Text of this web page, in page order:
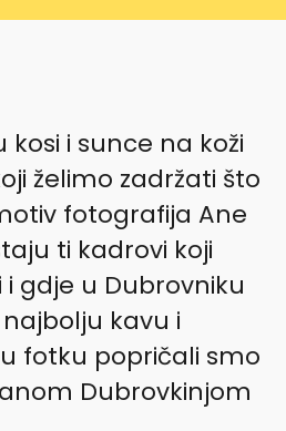
kosi i sunce na koži
želimo zadržati što
fotografija Ane
ti kadrovi koji
gdje u Dubrovniku
kavu i
fotku popričali smo
Dubrovkinjom